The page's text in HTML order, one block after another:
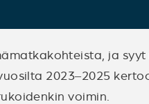
ja
2023–2025
voimin.